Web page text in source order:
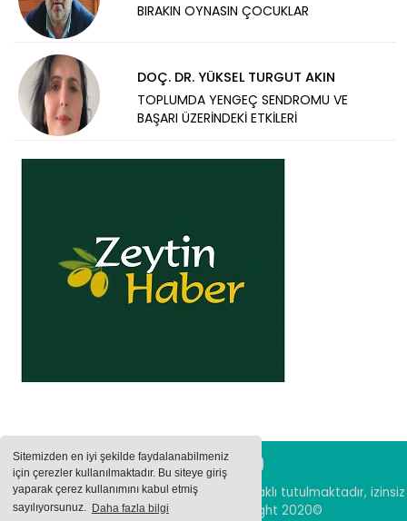
Sitemizden en iyi şekilde faydalanabilmeniz
için çerezler kullanılmaktadır. Bu siteye giriş
yaparak çerez kullanımını kabul etmiş
sayılıyorsunuz. Daha fazla bilgi
BIRAKIN OYNASIN ÇOCUKLAR
DOÇ. DR. YÜKSEL TURGUT AKIN
TOPLUMDA YENGEÇ SENDROMU VE
BAŞARI ÜZERİNDEKİ ETKİLERİ
Sitemizde bulunan içeriklerin tüm hakları saklı tutulmaktadır, izinsiz
içerikler kullanılamaz. Copyright 2020©